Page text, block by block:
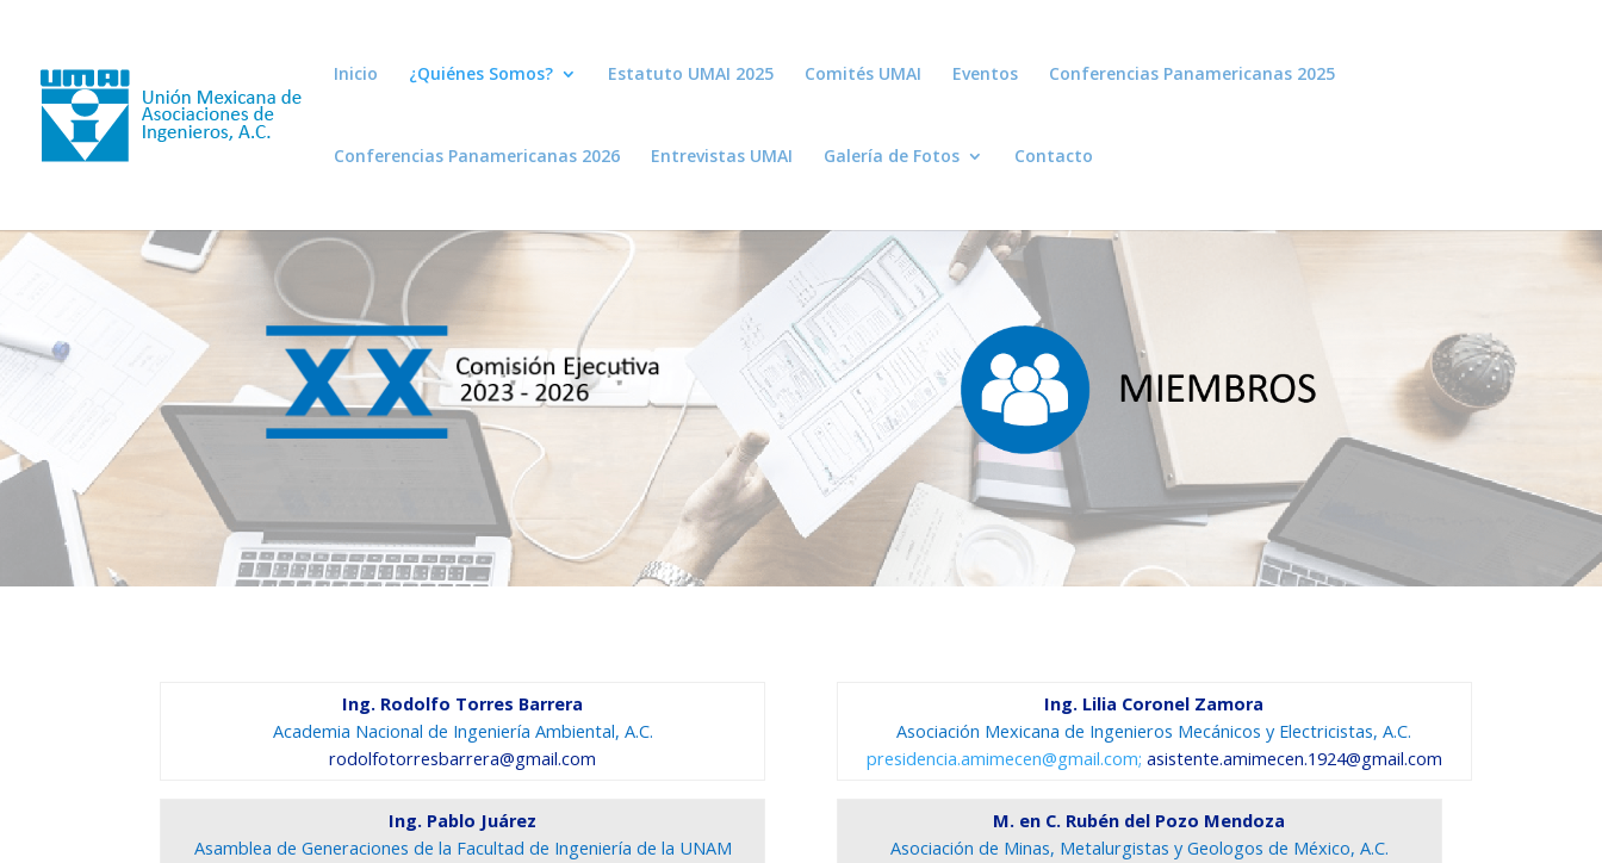
Inicio ¿Quiénes Somos? Estatuto UMAI 2025 Comités UMAI Eventos Conferencias Panamericanas 2025
Conferencias Panamericanas 2026 Entrevistas UMAI Galería de Fotos Contacto
Ing. Rodolfo Torres Barrera
Academia Nacional de Ingeniería Ambiental, A.C.
rodolfotorresbarrera@gmail.com
Ing. Pablo Juárez
Asamblea de Generaciones de la Facultad de Ingeniería de la UNAM
Ing. Lilia Coronel Zamora
Asociación Mexicana de Ingenieros Mecánicos y Electricistas, A.C.
presidencia.amimecen@gmail.com; asistente.amimecen.1924@gmail.com
M. en C. Rubén del Pozo Mendoza
Asociación de Minas, Metalurgistas y Geologos de México, A.C.